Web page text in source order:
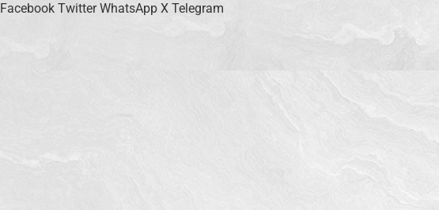
Facebook Twitter WhatsApp X Telegram